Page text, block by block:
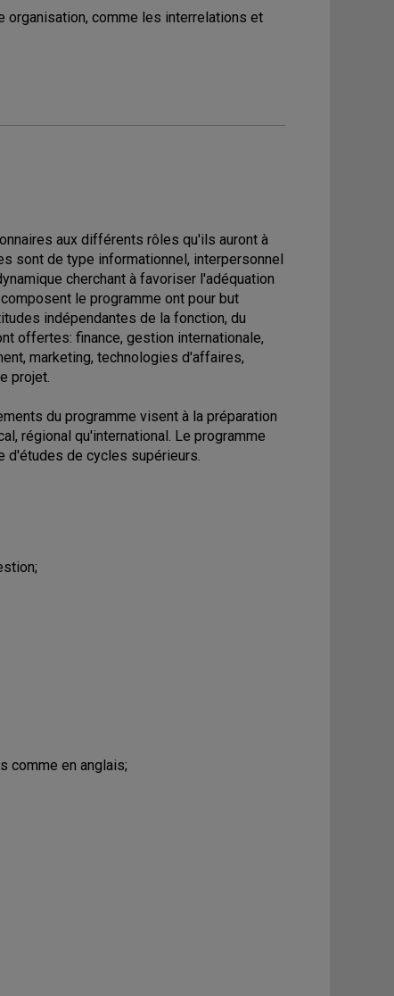
organisation, comme les interrelations et
aux différents rôles qu'ils auront à
sont de type informationnel, interpersonnel
cherchant à favoriser l'adéquation
le programme ont pour but
indépendantes de la fonction, du
offertes: finance, gestion internationale,
marketing, technologies d'affaires,
projet.
du programme visent à la préparation
régional qu'international. Le programme
d'études de cycles supérieurs.
comme en anglais;